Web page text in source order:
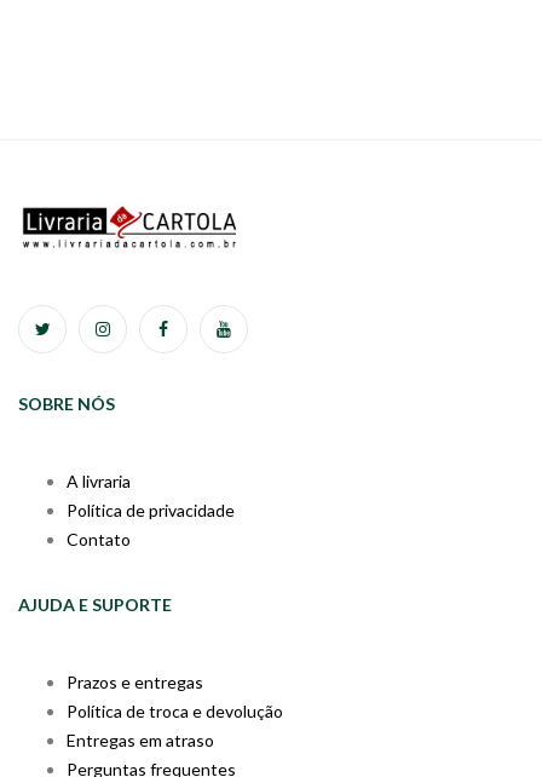
SOBRE NÓS
A livraria
Política de privacidade
Contato
AJUDA E SUPORTE
Prazos e entregas
Política de troca e devolução
Entregas em atraso
Perguntas frequentes